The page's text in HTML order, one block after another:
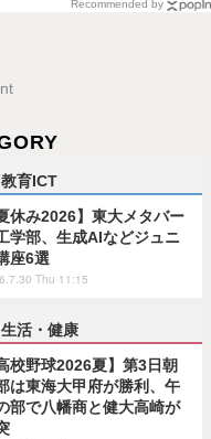
Recommended by
教育ICT
夏休み2026】東大メタバー
学部、生成AIなどジュニ
座6選
Thu 11:15
生活・健康
高校野球2026夏】第3日朝
は東海大甲府が勝利、午
部で八幡商と健大高崎が